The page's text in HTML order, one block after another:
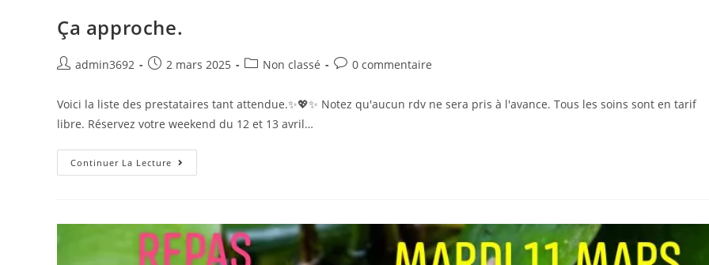
Ça approche.
Postadmin3692
Post2 mars 2025
PostNon classé
Post0 commentaire
Voici la liste des prestataires tant attendue.✨💖✨ Notez qu'aucun rdv ne sera pris à l'avance. Tous les soins sont en tarif
libre. Réservez votre weekend du 12 et 13 avril…
Continuer La Lecture
approche.